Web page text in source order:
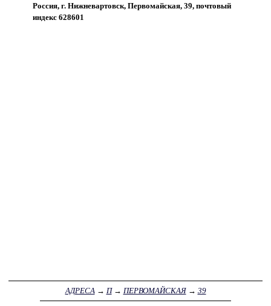
Россия, г. Нижневартовск, Первомайская, 39, почтовый
индекс 628601
АДРЕСА→ П→ ПЕРВОМАЙСКАЯ→ 39